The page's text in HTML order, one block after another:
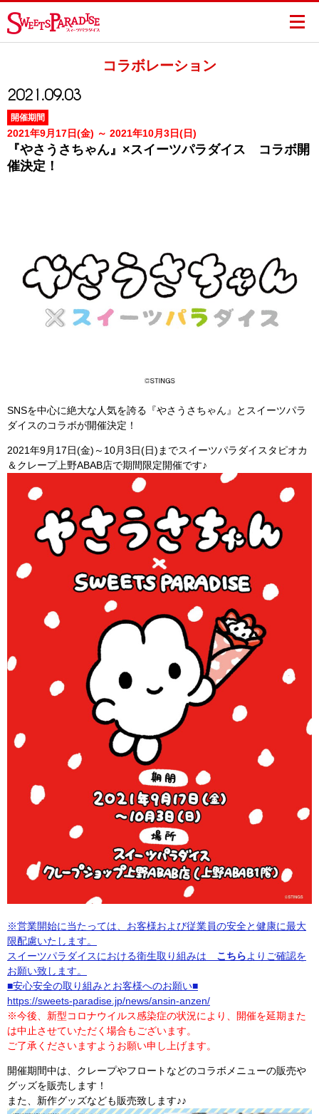
コラボレーション
2021.09.03
開催期間
2021年9月17日(金) ～ 2021年10月3日(日)
『やさうさちゃん』×スイーツパラダイス コラボ開
催決定！
SNSを中心に絶大な人気を誇る『やさうさちゃん』とスイーツパラ
ダイスのコラボが開催決定！
2021年9月17日(金)～10月3日(日)までスイーツパラダイスタピオカ
＆クレープ上野ABAB店で期間限定開催です♪
※営業開始に当たっては、お客様および従業員の安全と健康に最大
限配慮いたします。
スイーツパラダイスにおける衛生取り組みは こちらよりご確認を
お願い致します。
■安心安全の取り組みとお客様へのお願い■
https://sweets-paradise.jp/news/ansin-anzen/
※今後、新型コロナウイルス感染症の状況により、開催を延期また
は中止させていただく場合もございます。
ご了承くださいますようお願い申し上げます。
開催期間中は、クレープやフロートなどのコラボメニューの販売や
グッズを販売します！
また、新作グッズなども販売致します♪♪